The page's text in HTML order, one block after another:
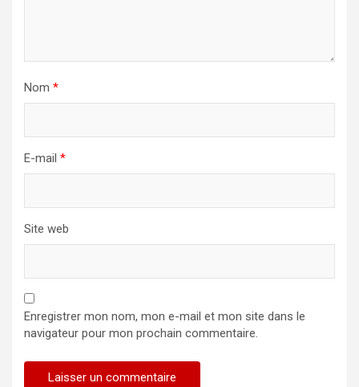
Nom *
E-mail *
Site web
Enregistrer mon nom, mon e-mail et mon site dans le
navigateur pour mon prochain commentaire.